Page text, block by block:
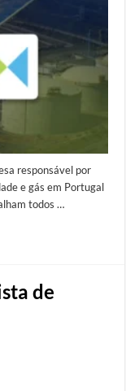
responsável por
e gás em Portugal
todos …
de